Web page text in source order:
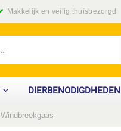
Makkelijk en veilig thuisbezorgd
DIERBENODIGDHEDEN
Windbreekgaas